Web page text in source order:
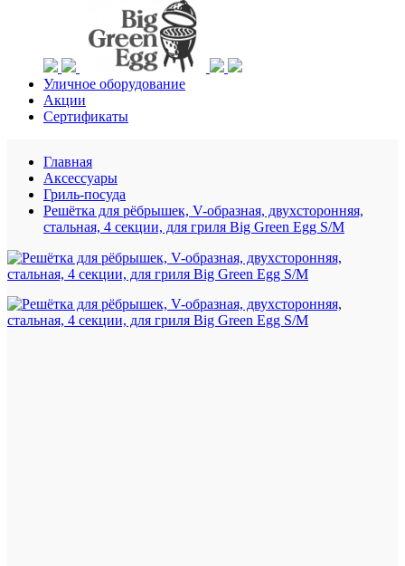
Уличное оборудование
Акции
Сертификаты
Главная
Аксессуары
Гриль-посуда
Решётка для рёбрышек, V-образная, двухсторонняя,
стальная, 4 секции, для гриля Big Green Egg S/M